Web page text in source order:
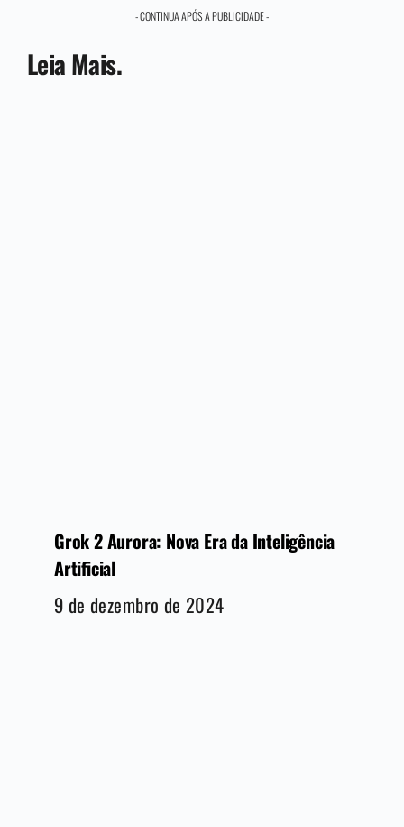
- CONTINUA APÓS A PUBLICIDADE -
Leia Mais.
Grok 2 Aurora: Nova Era da Inteligência
Artificial
9 de dezembro de 2024